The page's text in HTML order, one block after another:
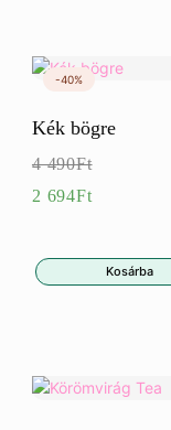
Kék bögre
4 490Ft
Eredeti
4
2 694Ft
ár:
Kosárba